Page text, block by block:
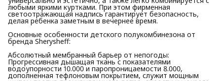
любыми яркими куртками. При этом фирменная
светоотражающая надпись гарантирует безопасность,
делая ребенка заметным в вечернее время.
Основные особенности детского полукомбинезона от
бренда Sherysheff:
Абсолютный мембранный барьер от непогоды:
Прогрессивная дышащая ткань с показателями
водоупорности 10.000 и паропроницаемости 8.000,
дополненная тефлоновым покрытием, служит мощным